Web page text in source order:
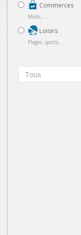
Commerces
Mode, ...
Loisirs
Plages, sports, ...
Tous